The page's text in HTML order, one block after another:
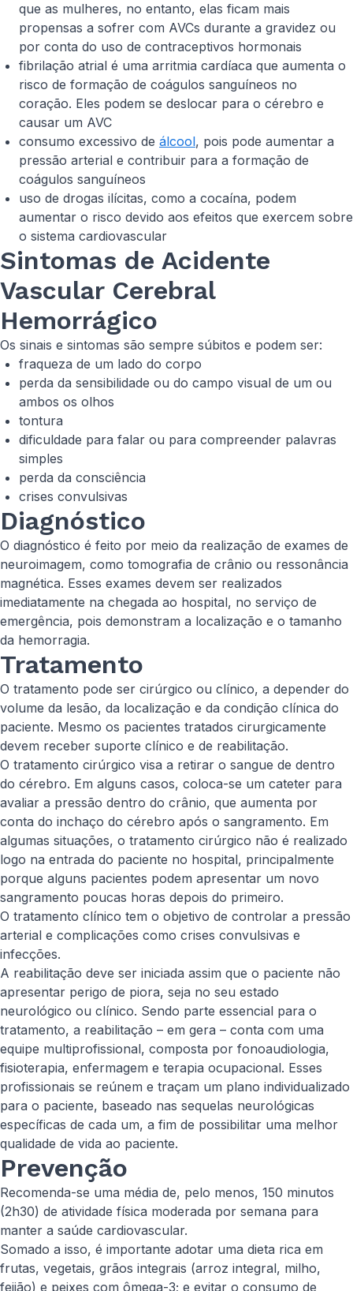
que as mulheres, no entanto, elas ficam mais
propensas a sofrer com AVCs durante a gravidez ou
por conta do uso de contraceptivos hormonais
fibrilação atrial é uma arritmia cardíaca que aumenta o
risco de formação de coágulos sanguíneos no
coração. Eles podem se deslocar para o cérebro e
causar um AVC
consumo excessivo de álcool, pois pode aumentar a
pressão arterial e contribuir para a formação de
coágulos sanguíneos
uso de drogas ilícitas, como a cocaína, podem
aumentar o risco devido aos efeitos que exercem sobre
o sistema cardiovascular
Sintomas de Acidente
Vascular Cerebral
Hemorrágico
Os sinais e sintomas são sempre súbitos e podem ser:
fraqueza de um lado do corpo
perda da sensibilidade ou do campo visual de um ou
ambos os olhos
tontura
dificuldade para falar ou para compreender palavras
simples
perda da consciência
crises convulsivas
Diagnóstico
O diagnóstico é feito por meio da realização de exames de
neuroimagem, como tomografia de crânio ou ressonância
magnética. Esses exames devem ser realizados
imediatamente na chegada ao hospital, no serviço de
emergência, pois demonstram a localização e o tamanho
da hemorragia.
Tratamento
O tratamento pode ser cirúrgico ou clínico, a depender do
volume da lesão, da localização e da condição clínica do
paciente. Mesmo os pacientes tratados cirurgicamente
devem receber suporte clínico e de reabilitação.
O tratamento cirúrgico visa a retirar o sangue de dentro
do cérebro. Em alguns casos, coloca-se um cateter para
avaliar a pressão dentro do crânio, que aumenta por
conta do inchaço do cérebro após o sangramento. Em
algumas situações, o tratamento cirúrgico não é realizado
logo na entrada do paciente no hospital, principalmente
porque alguns pacientes podem apresentar um novo
sangramento poucas horas depois do primeiro.
O tratamento clínico tem o objetivo de controlar a pressão
arterial e complicações como crises convulsivas e
infecções.
A reabilitação deve ser iniciada assim que o paciente não
apresentar perigo de piora, seja no seu estado
neurológico ou clínico. Sendo parte essencial para o
tratamento, a reabilitação – em gera – conta com uma
equipe multiprofissional, composta por fonoaudiologia,
fisioterapia, enfermagem e terapia ocupacional. Esses
profissionais se reúnem e traçam um plano individualizado
para o paciente, baseado nas sequelas neurológicas
específicas de cada um, a fim de possibilitar uma melhor
qualidade de vida ao paciente.
Prevenção
Recomenda-se uma média de, pelo menos, 150 minutos
(2h30) de atividade física moderada por semana para
manter a saúde cardiovascular.
Somado a isso, é importante adotar uma dieta rica em
frutas, vegetais, grãos integrais (arroz integral, milho,
feijão) e peixes com ômega-3; e evitar o consumo de